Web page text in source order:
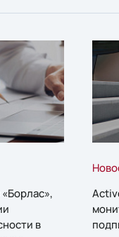
в